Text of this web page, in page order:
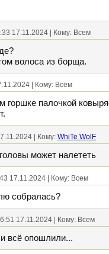
17.11.2024 | Кому: Всем
волоса из борща.
| Кому: Всем
горшке палочкой
| Кому: WhiTe WolF
может налететь
17.11.2024 | Кому: Всем
собралась?
17.11.2024 | Кому: Всем
всё опошлили...